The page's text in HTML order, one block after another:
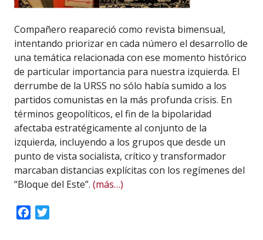
Compañero reapareció como revista bimensual,
intentando priorizar en cada número el desarrollo de
una temática relacionada con ese momento histórico
de particular importancia para nuestra izquierda. El
derrumbe de la URSS no sólo había sumido a los
partidos comunistas en la más profunda crisis. En
términos geopolíticos, el fin de la bipolaridad
afectaba estratégicamente al conjunto de la
izquierda, incluyendo a los grupos que desde un
punto de vista socialista, crítico y transformador
marcaban distancias explícitas con los regímenes del
“Bloque del Este”. (más…)
Facebook